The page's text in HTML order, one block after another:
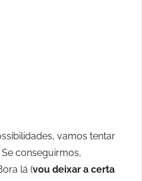
vamos tentar
Se conseguirmos,
lá (vou deixar a certa